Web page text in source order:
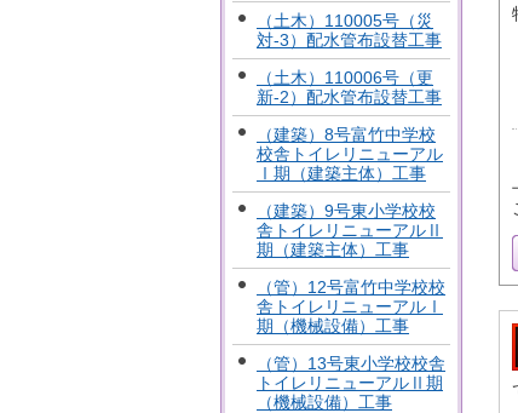
（土木）110005号（災
対-3）配水管布設替工事
（土木）110006号（更
新-2）配水管布設替工事
（建築）8号富竹中学校
校舎トイレリニューアル
Ⅰ期（建築主体）工事
（建築）9号東小学校校
舎トイレリニューアルⅡ
期（建築主体）工事
（管）12号富竹中学校校
舎トイレリニューアルⅠ
期（機械設備）工事
（管）13号東小学校校舎
トイレリニューアルⅡ期
（機械設備）工事